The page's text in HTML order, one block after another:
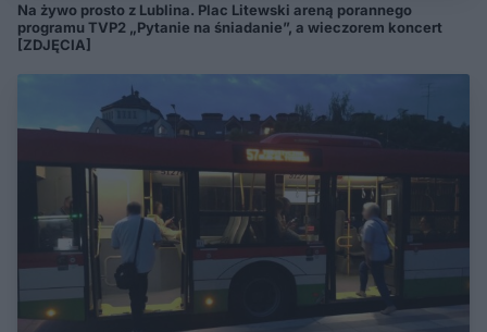
Na żywo prosto z Lublina. Plac Litewski areną porannego
programu TVP2 „Pytanie na śniadanie”, a wieczorem koncert
[ZDJĘCIA]